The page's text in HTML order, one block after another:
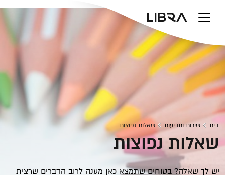
בית שירות ותביעות שאלות נפוצות
שאלות נפוצות
יש לך שאלה? בטוחים שתמצא כאן מענה לרוב הדברים שרצית